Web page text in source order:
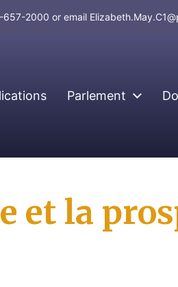
657-2000 or email
Parlement
et la